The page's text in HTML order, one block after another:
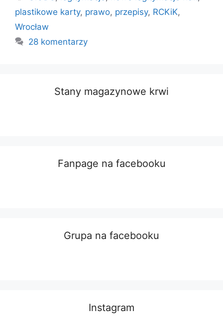
plastikowe karty, prawo, przepisy, RCKiK,
Wrocław
28 komentarzy
Stany magazynowe krwi
Fanpage na facebooku
Grupa na facebooku
Instagram